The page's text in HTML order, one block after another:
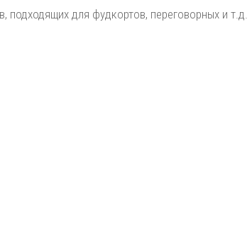
подходящих для фудкортов, переговорных и т.д.